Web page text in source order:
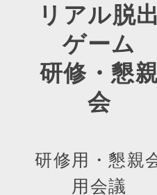
リアル脱
ゲーム
研修・懇
会
研修用・懇親
用会議